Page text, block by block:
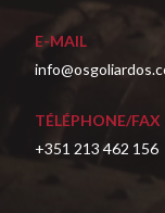
E-MAIL
TÉLÉPHONE/FAX
+351 213 462 156